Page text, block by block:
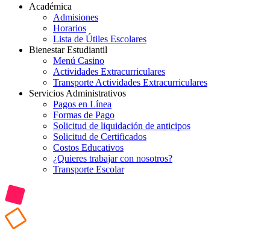
Académica
Admisiones
Horarios
Lista de Útiles Escolares
Bienestar Estudiantil
Menú Casino
Actividades Extracurriculares
Transporte Actividades Extracurriculares
Servicios Administrativos
Pagos en Línea
Formas de Pago
Solicitud de liquidación de anticipos
Solicitud de Certificados
Costos Educativos
¿Quieres trabajar con nosotros?
Transporte Escolar